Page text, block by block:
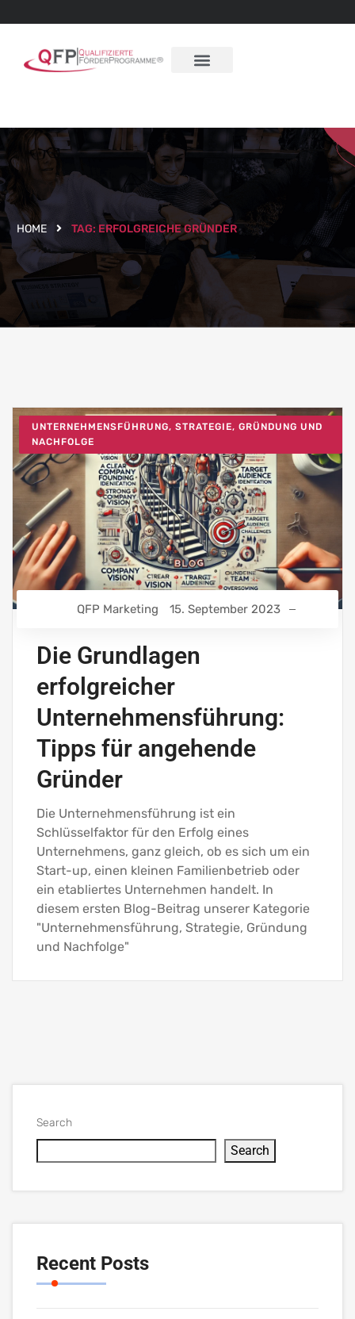
HOME TAG: ERFOLGREICHE GRÜNDER
UNTERNEHMENSFÜHRUNG, STRATEGIE, GRÜNDUNG UND
NACHFOLGE
QFP Marketing 15. September 2023
Die Grundlagen
erfolgreicher
Unternehmensführung:
Tipps für angehende
Gründer
Die Unternehmensführung ist ein
Schlüsselfaktor für den Erfolg eines
Unternehmens, ganz gleich, ob es sich um ein
Start-up, einen kleinen Familienbetrieb oder
ein etabliertes Unternehmen handelt. In
diesem ersten Blog-Beitrag unserer Kategorie
"Unternehmensführung, Strategie, Gründung
und Nachfolge"
Search
Search
Recent Posts